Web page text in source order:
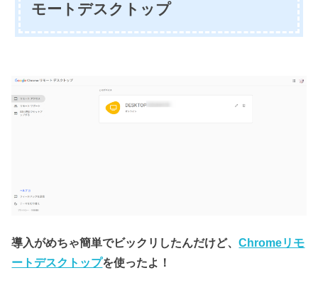
モートデスクトップ
導入がめちゃ簡単でビックリしたんだけど、Chromeリモ
ートデスクトップを使ったよ！